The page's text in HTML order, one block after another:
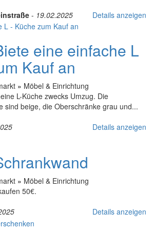
- 19.02.2025 Details anzeigen
eine einfache L
Kauf an
» Möbel & Einrichtung
L-Küche zwecks Umzug. Die
sind beige, die Oberschränke grau und...
Details anzeigen
» Möbel & Einrichtung
50€.
Details anzeigen